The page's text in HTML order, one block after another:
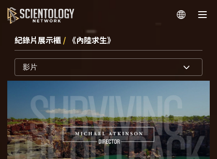
紀錄片展示櫃 / 《內陸求生》
影片